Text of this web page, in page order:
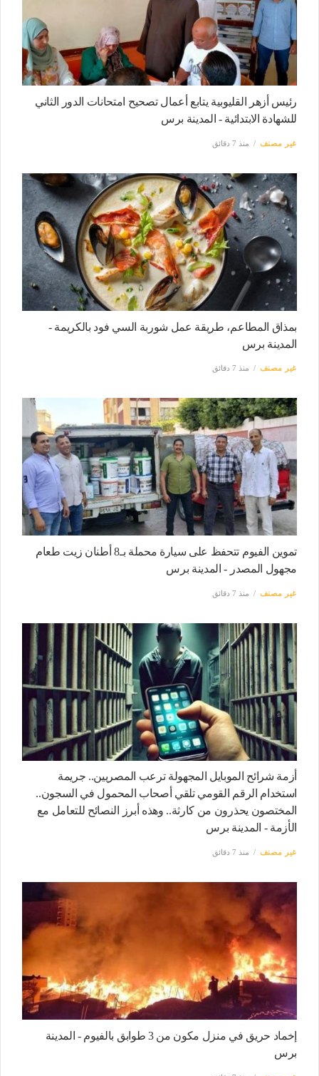
رئيس أزهر القليوبية يتابع أعمال تصحيح امتحانات الدور الثاني
للشهادة الابتدائية - المدينة برس
غير مصنف منذ 7 دقائق
بمذاق المطاعم، طريقة عمل شوربة السي فود بالكريمة -
المدينة برس
غير مصنف منذ 7 دقائق
تموين الفيوم تتحفظ على سيارة محملة بـ8 أطنان زيت طعام
مجهول المصدر - المدينة برس
غير مصنف منذ 7 دقائق
أزمة شرائح الموبايل المجهولة ترعب المصريين.. جريمة
استخدام الرقم القومي تلقي أصحاب المحمول في السجون..
المختصون يحذرون من كارثة.. وهذه أبرز النصائح للتعامل مع
الأزمة - المدينة برس
غير مصنف منذ 7 دقائق
إخماد حريق في منزل مكون من 3 طوابق بالفيوم - المدينة
برس